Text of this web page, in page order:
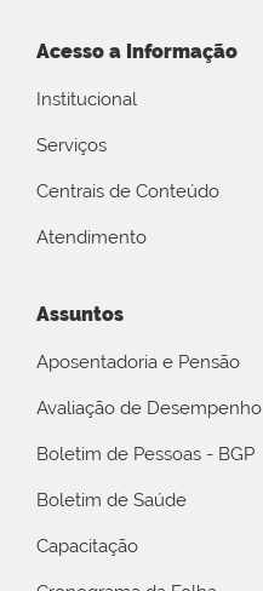
Acesso a Informação
Institucional
Serviços
Centrais de Conteúdo
Atendimento
Assuntos
Aposentadoria e Pensão
Avaliação de Desempenho
Boletim de Pessoas - BGP
Boletim de Saúde
Capacitação